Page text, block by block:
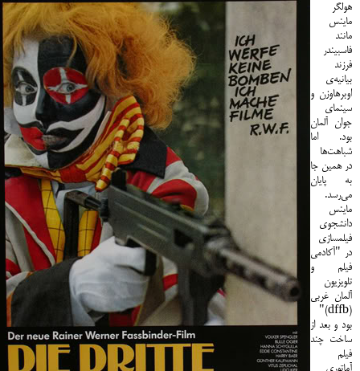
هولگر
ماینس
مانند
فاسبیندر
فرزند
بیانیه‌ی
اوبرهاوزن و
سینمای
جوان آلمان
بود. اما
شباهت‌ها
در همین جا
به پایان
می‌رسد.
ماینس
دانشجوی
فیلمسازی
در "آکادمی
فیلم و
تلویزیون
آلمان غربی
(dffb)"
بود و بعد از
ساخت چند
فیلم